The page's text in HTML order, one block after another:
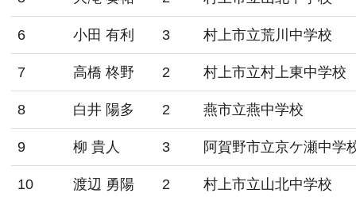
6 小田 有利 3 村上市立荒川中学校
7 高橋 柊野 2 村上市立村上東中学校
8 白井 陽多 2 燕市立燕中学校
9 柳 貴人 3 阿賀野市立京ケ瀬中学
10 渡辺 勇陽 2 村上市立山北中学校